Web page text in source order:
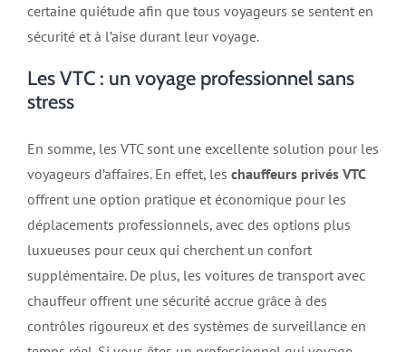
certaine quiétude afin que tous voyageurs se sentent en
sécurité et à l’aise durant leur voyage.
Les VTC : un voyage professionnel sans
stress
En somme, les VTC sont une excellente solution pour les
voyageurs d’affaires. En effet, les chauffeurs privés VTC
offrent une option pratique et économique pour les
déplacements professionnels, avec des options plus
luxueuses pour ceux qui cherchent un confort
supplémentaire. De plus, les voitures de transport avec
chauffeur offrent une sécurité accrue grâce à des
contrôles rigoureux et des systèmes de surveillance en